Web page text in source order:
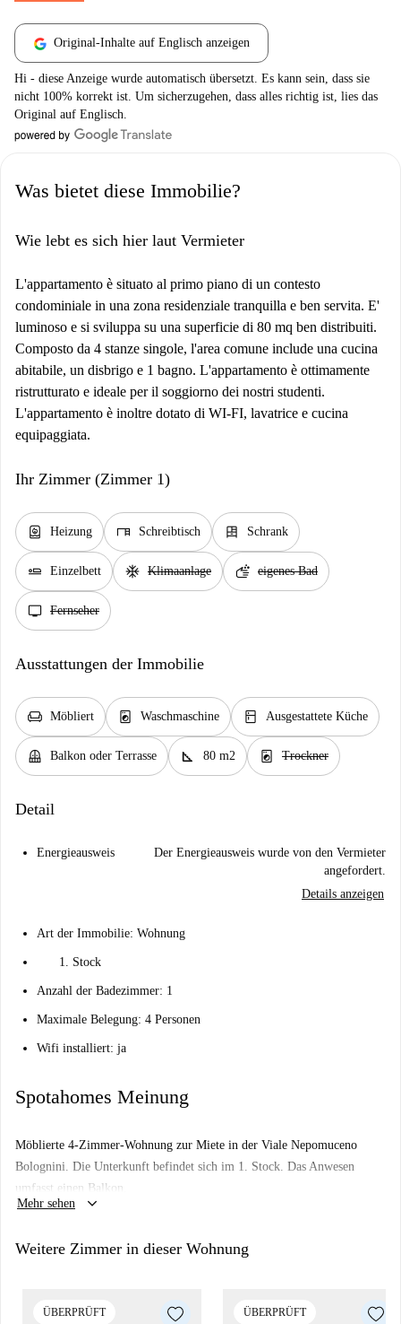
Original-Inhalte auf Englisch anzeigen
Hi - diese Anzeige wurde automatisch übersetzt. Es kann sein, dass sie
nicht 100% korrekt ist. Um sicherzugehen, dass alles richtig ist, lies das
Original auf Englisch.
Was bietet diese Immobilie?
Wie lebt es sich hier laut Vermieter
L'appartamento è situato al primo piano di un contesto
condominiale in una zona residenziale tranquilla e ben servita. E'
luminoso e si sviluppa su una superficie di 80 mq ben distribuiti.
Composto da 4 stanze singole, l'area comune include una cucina
abitabile, un disbrigo e 1 bagno. L'appartamento è ottimamente
ristrutturato e ideale per il soggiorno dei nostri studenti.
L'appartamento è inoltre dotato di WI-FI, lavatrice e cucina
equipaggiata.
Ihr Zimmer (Zimmer 1)
water_heater Heizung desk Schreibtisch dresser Schrank
airline_seat_flat Einzelbett ac_unit Klimaanlage soap eigenes Bad
tv Fernseher
Ausstattungen der Immobilie
chair Möbliert local_laundry_service Waschmaschine kitchen Ausgestattete Küche
balcony Balkon oder Terrasse square_foot 80 m2 local_laundry_service Trockner
Detail
Energieausweis
Der Energieausweis wurde von den Vermieter
angefordert.
Details anzeigen
Art der Immobilie: Wohnung
Stock
Anzahl der Badezimmer: 1
Maximale Belegung: 4 Personen
Wifi installiert: ja
Spotahomes Meinung
Möblierte 4-Zimmer-Wohnung zur Miete in der Viale Nepomuceno
Bolognini. Die Unterkunft befindet sich im 1. Stock. Das Anwesen
umfasst einen Balkon.
Mehr sehen
keyboard_arrow_down
Weitere Zimmer in dieser Wohnung
ÜBERPRÜFT ÜBERPRÜFT